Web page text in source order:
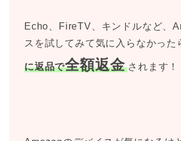
Echo、FireTV、キンドルなど、
スを試してみて気に入らなかった
に返品で全額返金 されます！